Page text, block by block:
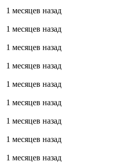
1 месяцев назад
1 месяцев назад
1 месяцев назад
1 месяцев назад
1 месяцев назад
1 месяцев назад
1 месяцев назад
1 месяцев назад
1 месяцев назад